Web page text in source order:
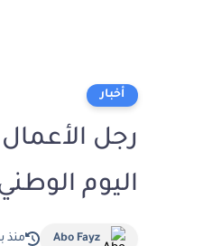
أخبار
رجل
اليوم الوطني
Abo Fayz منذ